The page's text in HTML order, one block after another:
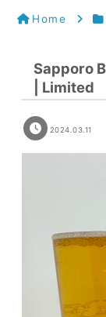
Home
Sapporo
| Limited
2024.03.11